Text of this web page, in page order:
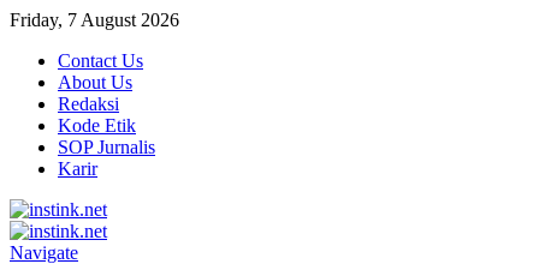
Friday, 7 August 2026
Contact Us
About Us
Redaksi
Kode Etik
SOP Jurnalis
Karir
Navigate